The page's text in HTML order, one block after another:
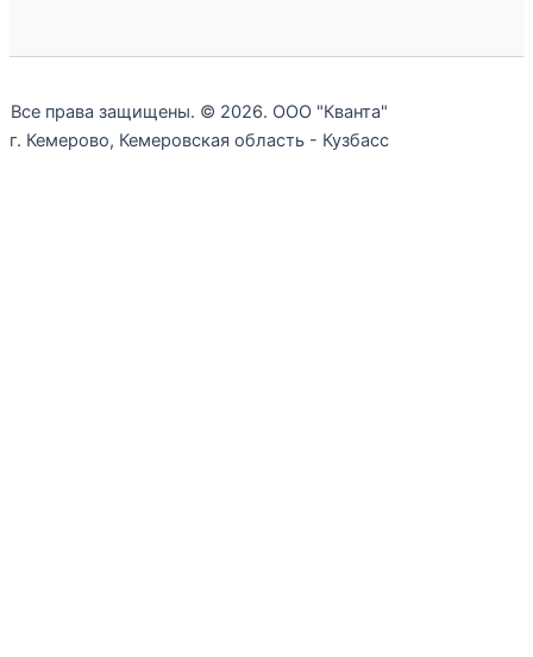
Все права защищены. © 2026. ООО "Кванта"
г. Кемерово, Кемеровская область - Кузбасс